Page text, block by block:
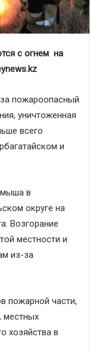
с огнем на
.kz
пожароопасный
уничтоженная
всего
и
в
округе на
Возгорание
местности и
из-за
пожарной части,
местных
хозяйства в